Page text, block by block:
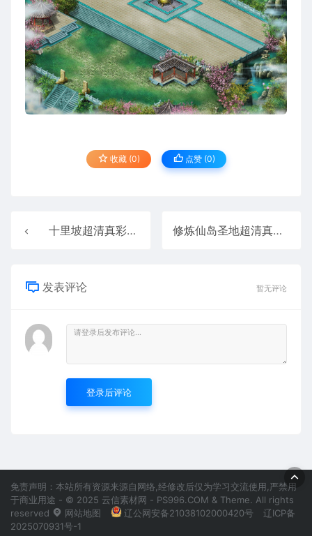
收藏 (0) 点赞 (0)
十里坡超清真彩传奇地图素材+工具202511212 修炼仙岛圣地超清真彩动态传奇地图素材+工具2025112214
发表评论 暂无评论
登录后评论
免责声明：本站所有资源来源自网络,经修改后仅为学习交流使用,严禁用
于商业用途 - © 2025 云信素材网 - PS996.COM & Theme. All rights
reserved
网站地图 辽公网安备21038102000420号
辽ICP备
2025070931号-1